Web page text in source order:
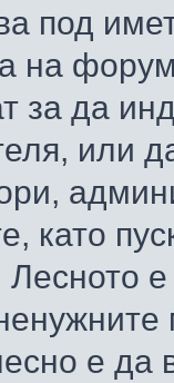
под
на
за да
или
като
Лесното
е да